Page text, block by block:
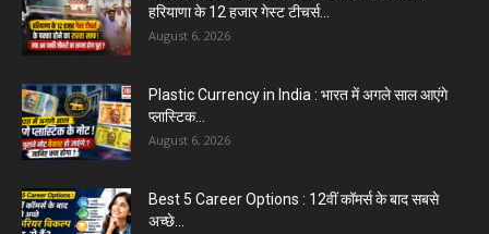
हरियाणा के 12 हजार गेस्ट टीचर्स...
August 6, 2026
Plastic Currency in India : भारत में अगले साल आएंगे
प्लास्टिक...
August 6, 2026
Best 5 Career Options : 12वीं कॉमर्स के बाद सबसे
अच्छे...